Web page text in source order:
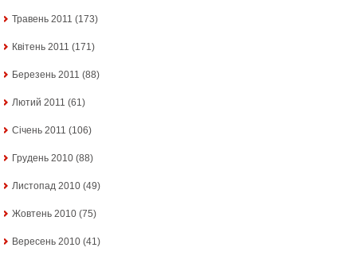
Травень 2011 (173)
Квітень 2011 (171)
Березень 2011 (88)
Лютий 2011 (61)
Січень 2011 (106)
Грудень 2010 (88)
Листопад 2010 (49)
Жовтень 2010 (75)
Вересень 2010 (41)